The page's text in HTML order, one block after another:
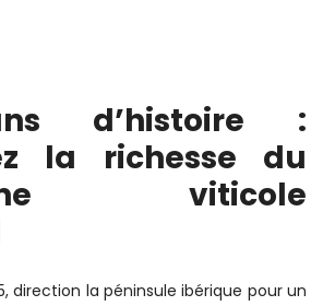
d’histoire :
la richesse du
viticole
direction la péninsule ibérique pour un